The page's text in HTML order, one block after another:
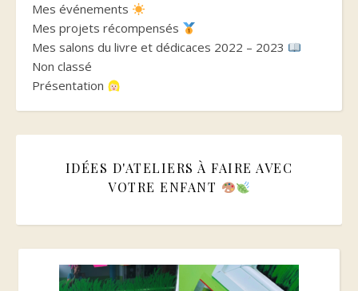
Mes événements
Mes projets récompensés
Mes salons du livre et dédicaces 2022 – 2023
Non classé
Présentation
IDÉES D'ATELIERS À FAIRE AVEC
VOTRE ENFANT